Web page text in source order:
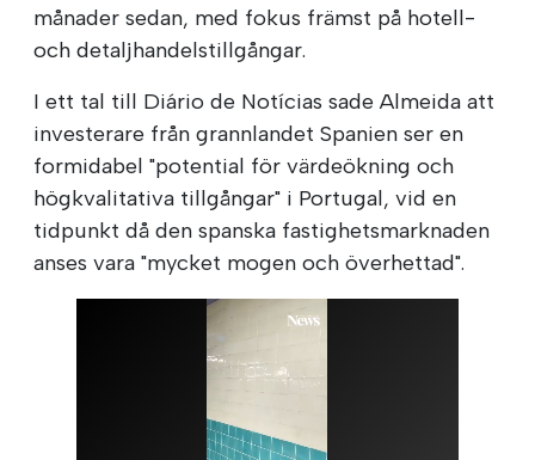
månader sedan, med fokus främst på hotell-
och detaljhandelstillgångar.
I ett tal till Diário de Notícias sade Almeida att
investerare från grannlandet Spanien ser en
formidabel "potential för värdeökning och
högkvalitativa tillgångar" i Portugal, vid en
tidpunkt då den spanska fastighetsmarknaden
anses vara "mycket mogen och överhettad".